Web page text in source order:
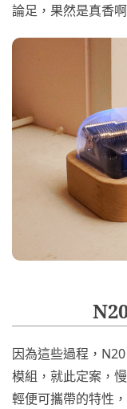
論足，果然是真香啊
因為這些過程，
模組，就此定案，
輕便可攜帶的特性